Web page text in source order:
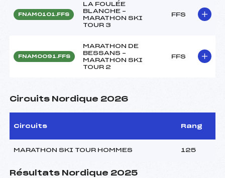
FNAM0101.FFS
LA FOULÉE
BLANCHE –
MARATHON SKI
TOUR 3
FFS
FNAM0091.FFS
MARATHON DE
BESSANS –
MARATHON SKI
TOUR 2
FFS
Circuits Nordique 2026
Circuits Rang
MARATHON SKI TOUR HOMMES 125
Résultats Nordique 2025